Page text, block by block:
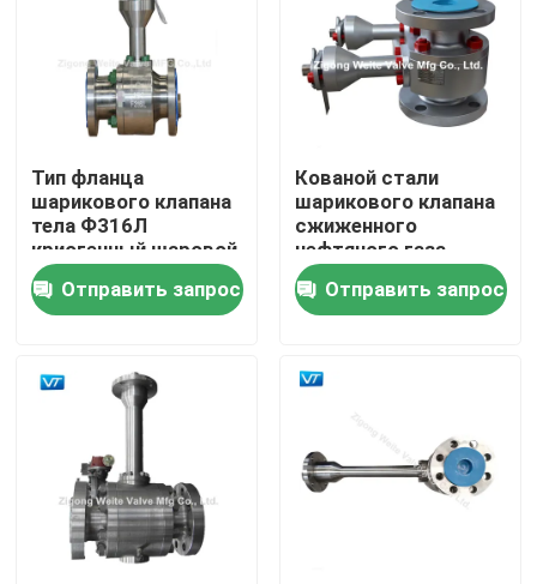
Продукты
О нас
Проверка качества
Свяжитесь мы
Спросите цитату
Тип фланца
шарикового клапана
тела Ф316Л
криогенный шаровой
кран 2" 150ЛБ
Отправить запрос
Кованой стали
шарикового клапана
сжиженного
нефтяного газа
температура
криогенной низкая
Отправить запрос